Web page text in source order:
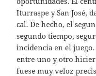
Iturraspe y San José,
cal. De hecho, el
segundo tiempo,
incidencia en el
entre uno y otro
fuese muy veloz